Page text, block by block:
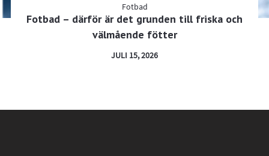
Fotbad
Fotbad – därför är det grunden till friska och
välmående fötter
JULI 15, 2026